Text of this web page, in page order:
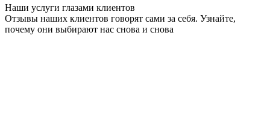
Наши услуги глазами клиентов
Отзывы наших клиентов говорят сами за себя. Узнайте,
почему они выбирают нас снова и снова